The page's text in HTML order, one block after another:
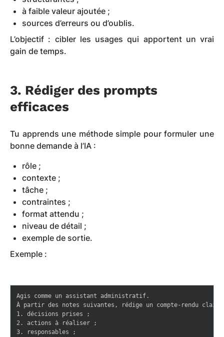
à faible valeur ajoutée ;
sources d’erreurs ou d’oublis.
L’objectif : cibler les usages qui apportent un vrai
gain de temps.
3. Rédiger des prompts
efficaces
Tu apprends une méthode simple pour formuler une
bonne demande à l’IA :
rôle ;
contexte ;
tâche ;
contraintes ;
format attendu ;
niveau de détail ;
exemple de sortie.
Exemple :
Agis comme un assistant administratif.
À partir des notes suivantes, rédige un compte-rendu clair
1. décisions prises ;
2. actions à réaliser ;
3. responsables ;